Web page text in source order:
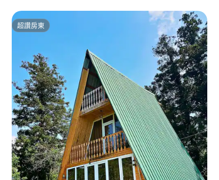
超讚房東
超讚房東